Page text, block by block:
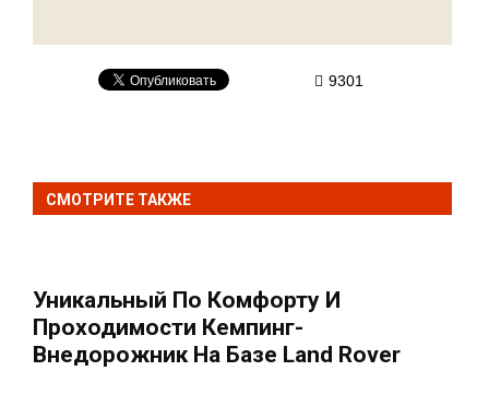
9301
СМОТРИТЕ ТАКЖЕ
Уникальный По Комфорту И
Проходимости Кемпинг-
Внедорожник На Базе Land Rover